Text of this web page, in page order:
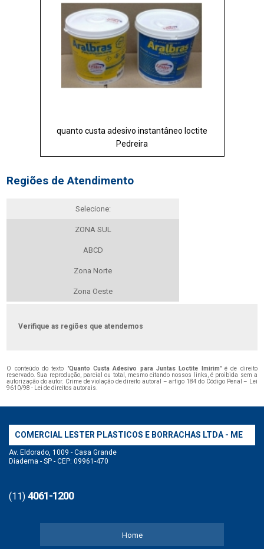
quanto custa adesivo instantâneo loctite
Pedreira
Regiões de Atendimento
Selecione:
ZONA SUL
ABCD
Zona Norte
Zona Oeste
Verifique as regiões que atendemos
O conteúdo do texto "Quanto Custa Adesivo para Juntas Loctite Imirim" é de direito
reservado. Sua reprodução, parcial ou total, mesmo citando nossos links, é proibida sem a
autorização do autor. Crime de violação de direito autoral – artigo 184 do Código Penal –
Lei
9610/98 - Lei de direitos autorais
COMERCIAL LESTER PLASTICOS E BORRACHAS LTDA - ME
Av. Eldorado, 1009 - Casa Grande
Diadema - SP - CEP: 09961-470
(11) 4061-1200
Home